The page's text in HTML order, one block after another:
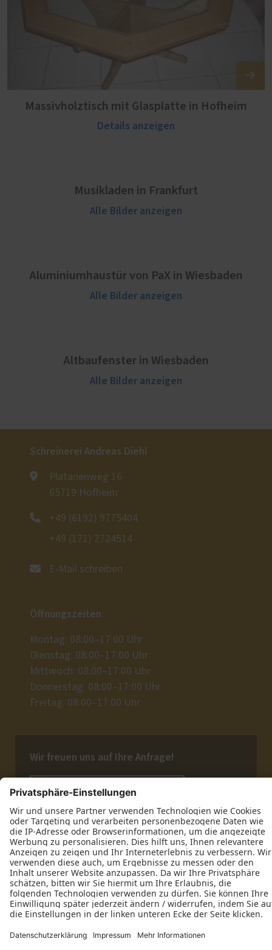
Massivholztisch mit Glasplatte in Hofheim
Details anzeigen
Musikladen in Frankfurt
Alle Bilder anzeigen
Aluminiumhaustür von PaX in Wiesbaden
Alle Bilder anzeigen
Altbaufenster in Wiesbaden
Alle Bilder anzeigen
Schreinerei Andreas Diehl
Platanenweg 16
65719 Hofheim
+49 (6192) 9775404
+49 (171) 2724514
E-Mail schreiben
Öffnungszeiten
Montag: 08:00–17:00 Uhr
Dienstag: 08:00–17:00 Uhr
Mittwoch: 08:00–17:00 Uhr
Donnerstag: 08:00–17:00 Uhr
Freitag: 08:00–17:00 Uhr
Wir freuen uns auf Ihre Anfrage!
Jetzt Kontakt aufnehmen
Datenschutz Impressum
Kontakt
Schreinerei Andreas Diehl © 2026